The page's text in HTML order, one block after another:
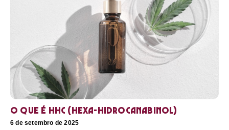
O que é HHC (hexa-hidrocanabinol)
6 de setembro de 2025